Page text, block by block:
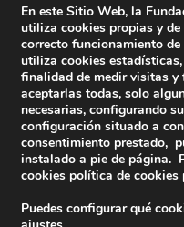
Política de Privacidad y
son seguros–Política de
© 2023 FNFF |
En este Sitio Web, la
utiliza cookies propias y
correcto funcionamiento
utiliza cookies
finalidad de medir visitas y
aceptarlas todas, solo
necesarias, configurando
configuración situado a
consentimiento prestado,
instalado a pie de página.
cookies política de cookies
Puedes configurar qué